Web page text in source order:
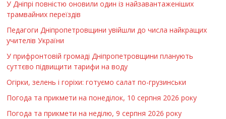
У Дніпрі повністю оновили один із найзавантаженіших
трамвайних переїздів
Педагоги Дніпропетровщини увійшли до числа найкращих
учителів України
У прифронтовій громаді Дніпропетровщини планують
суттєво підвищити тарифи на воду
Огірки, зелень і горіхи: готуємо салат по-грузинськи
Погода та прикмети на понеділок, 10 серпня 2026 року
Погода та прикмети на неділю, 9 серпня 2026 року